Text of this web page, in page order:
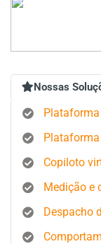
Nossas
Plataforma
Copiloto
Medição e
Despacho